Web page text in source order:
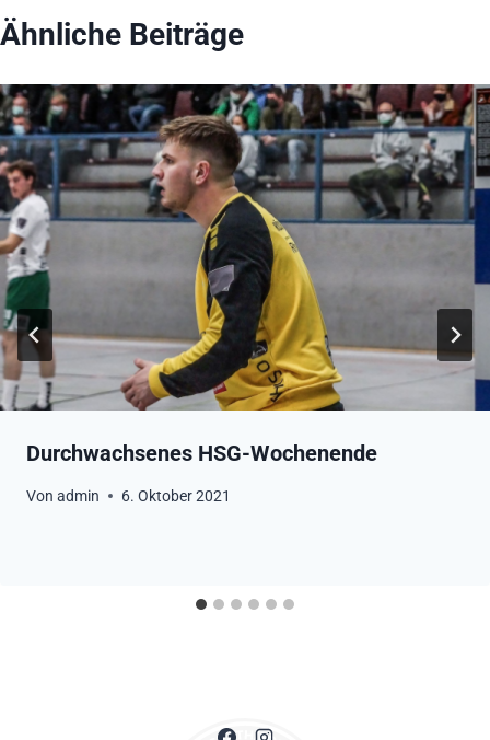
Ähnliche Beiträge
Durchwachsenes HSG-Wochenende
Von admin 6. Oktober 2021